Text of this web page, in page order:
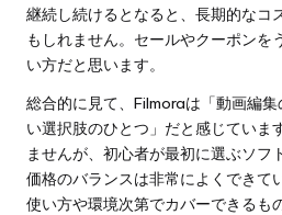
継続し続けるとなると、長期的なコ
もしれません。セールやクーポンを
い方だと思います。
総合的に見て、Filmoraは「動画編
い選択肢のひとつ」だと感じていま
ませんが、初心者が最初に選ぶソフ
価格のバランスは非常によくできて
使い方や環境次第でカバーできるも